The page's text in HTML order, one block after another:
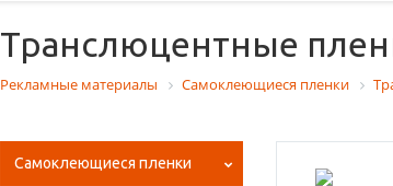
Транслюцентные
Рекламные материалы Самоклеющиеся пленки
Самоклеющиеся пленки